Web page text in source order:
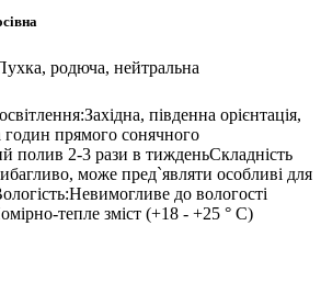
родюча, нейтральна
південна орієнтація,
годин прямого сонячного
полив 2-3 рази в тижденьСкладність
може пред`являти особливі для
до вологості
тепле зміст (+18 - +25 ° C)